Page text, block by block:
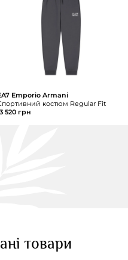
Emporio Armani
костюм Regular Fit
520 грн
товари